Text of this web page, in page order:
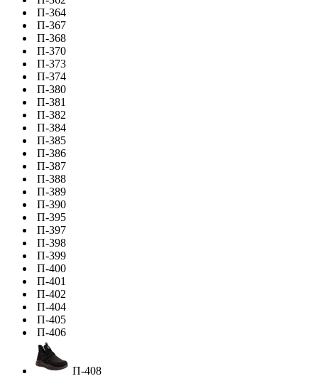
П-364
П-367
П-368
П-370
П-373
П-374
П-380
П-381
П-382
П-384
П-385
П-386
П-387
П-388
П-389
П-390
П-395
П-397
П-398
П-399
П-400
П-401
П-402
П-404
П-405
П-406
П-408